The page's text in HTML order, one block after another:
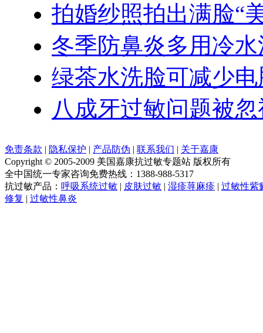
拍婚纱照拍出满脸“
冬季防鼻炎多用冷
绿茶水洗脸可减少
八成牙过敏问题被
免责条款 | 隐私保护 | 产品防伪 | 联系我们 | 关于嘉康
Copyright © 2005-2009 美国嘉康抗过敏专题站 版权所有
全中国统一专家咨询免费热线：1388-988-5317
抗过敏产品： 呼吸系统过敏 | 皮肤过敏 | 湿疹荨麻疹 | 过敏性紫
修复 | 过敏性鼻炎